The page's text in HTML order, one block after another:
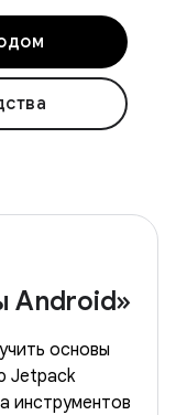
Android»
основы
Jetpack
инструментов